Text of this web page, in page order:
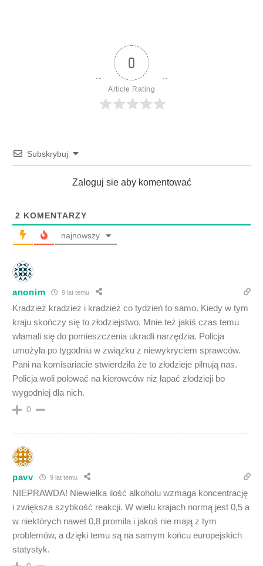
0
Article Rating
Subskrybuj
Zaloguj sie aby komentować
2 KOMENTARZY
najnowszy
anonim 9 lat temu
Kradzież kradzież i kradzież co tydzień to samo. Kiedy w tym
kraju skończy się to złodziejstwo. Mnie też jakiś czas temu
włamali się do pomieszczenia ukradli narzędzia. Policja
umożyła po tygodniu w związku z niewykryciem sprawców.
Pani na komisariacie stwierdziła że to złodzieje pilnują nas.
Policja woli polować na kierowców niz łapać złodzieji bo
wygodniej dla nich.
0
pavv 9 lat temu
NIEPRAWDA! Niewielka ilość alkoholu wzmaga koncentrację
i zwiększa szybkość reakcji. W wielu krajach normą jest 0,5 a
w niektórych nawet 0,8 promila i jakoś nie mają z tym
problemów, a dzięki temu są na samym końcu europejskich
statystyk.